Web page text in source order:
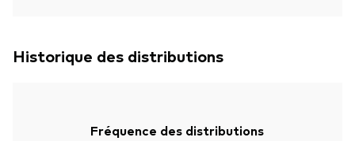
Historique des distributions
Fréquence des distributions